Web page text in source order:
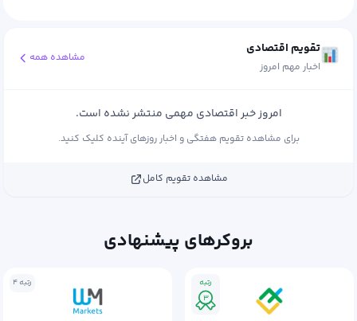
تقویم اقتصادی
اخبار مهم امروز
مشاهده همه
امروز خبر اقتصادی مهمی منتشر نشده است.
برای مشاهده تقویم هفتگی و اخبار روزهای آینده کلیک کنید.
مشاهده تقویم کامل
بروکرهای پیشنهادی
رتبه
۳
رتبه ۴